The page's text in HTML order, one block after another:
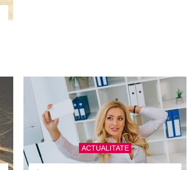
ACTUALITATE